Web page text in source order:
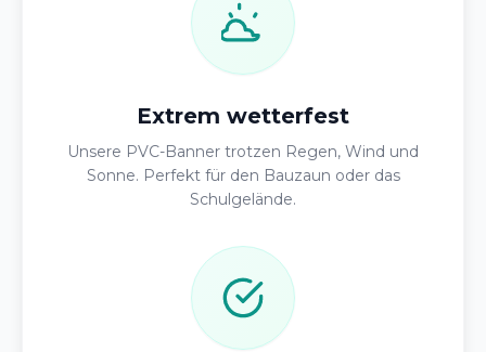
Extrem wetterfest
Unsere PVC-Banner trotzen Regen, Wind und
Sonne. Perfekt für den Bauzaun oder das
Schulgelände.